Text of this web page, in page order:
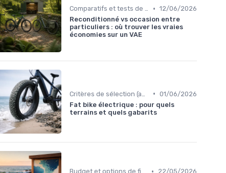
Comparatifs et tests de vélos électriques • 12/06/2026
Reconditionné vs occasion entre
particuliers : où trouver les vraies
économies sur un VAE
• 01/06/2026
Fat bike électrique : pour quels
terrains et quels gabarits
22/05/2026